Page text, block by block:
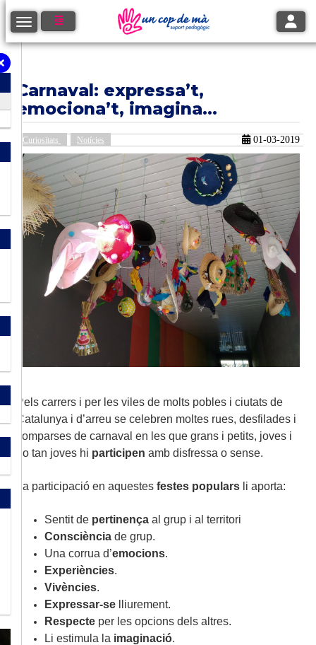
Toggle navigation
Carnaval: expressa’t,
emociona’t, imagina...
Curiositats Notícies 01-03-2019
Pels carrers i per les viles de molts pobles i ciutats de
Catalunya i d’arreu se celebren moltes rues, desfilades i
comparses de carnaval en les que grans i petits, joves i
no tan joves hi participen amb disfressa o sense.
La participació en aquestes festes populars li aporta:
Sentit de pertinença al grup i al territori
Consciència de grup.
Una corrua d’emocions.
Experiències.
Vivències.
Expressar-se lliurement.
Respecte per les opcions dels altres.
Li estimula la imaginació.